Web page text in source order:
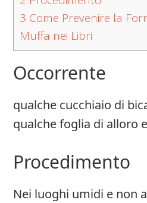
3 Come Prevenire la
Muffa nei Libri
Occorrente
qualche cucchiaio di
qualche foglia di alloro
Procedimento
Nei luoghi umidi e non